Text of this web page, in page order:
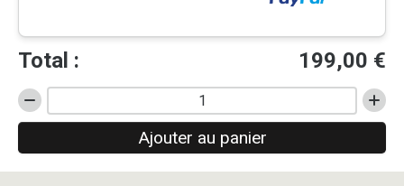
Total : 199,00 €
quantité
de
déco
Quad
Ajouter au panier